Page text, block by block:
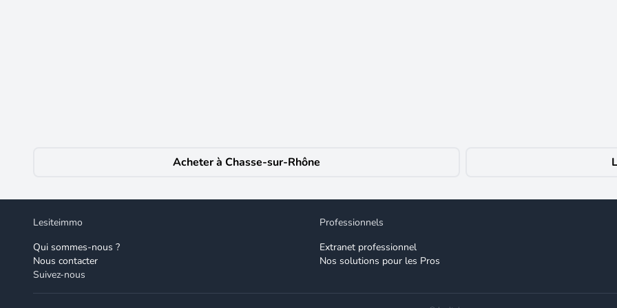
Acheter à Chasse-sur-Rhône
Lesiteimmo
Qui sommes-nous ?
Nous contacter
Suivez-nous
Professionnels
Extranet professionnel
Nos solutions pour les Pros